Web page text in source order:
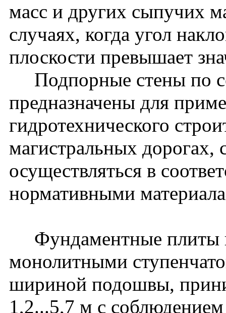
масс и других сыпучих
случаях, когда угол
плоскости превышает
Подпорные стены по
предназначены для
гидротехнического
магистральных дорогах,
осуществляться в
нормативными
Фундаментные плиты
монолитными
шириной подошвы,
1,2...5,7 м с